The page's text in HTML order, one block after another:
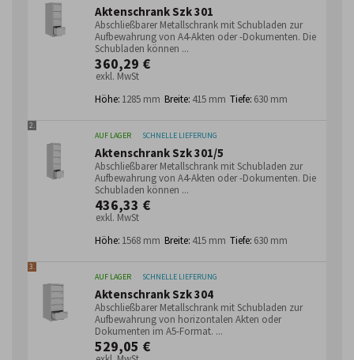
Aktenschrank Szk 301
Abschließbarer Metallschrank mit Schubladen zur
Aufbewahrung von A4-Akten oder -Dokumenten. Die
Schubladen können ...
360,29 €
exkl. MwSt
Höhe: 1285 mm Breite: 415 mm Tiefe: 630 mm
2.
AUF LAGER
SCHNELLE LIEFERUNG
Aktenschrank Szk 301/5
Abschließbarer Metallschrank mit Schubladen zur
Aufbewahrung von A4-Akten oder -Dokumenten. Die
Schubladen können ...
436,33 €
exkl. MwSt
Höhe: 1568 mm Breite: 415 mm Tiefe: 630 mm
3.
AUF LAGER
SCHNELLE LIEFERUNG
Aktenschrank Szk 304
Abschließbarer Metallschrank mit Schubladen zur
Aufbewahrung von horizontalen Akten oder
Dokumenten im A5-Format. ...
529,05 €